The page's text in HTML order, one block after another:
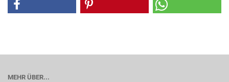
MEHR ÜBER...